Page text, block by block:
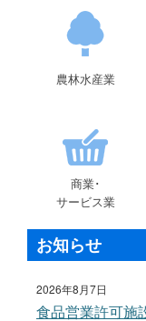
農林水産業
商業･
サービス業
お知らせ
2026年8月7日
食品営業許可施